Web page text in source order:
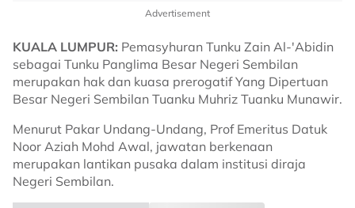
Advertisement
KUALA LUMPUR: Pemasyhuran Tunku Zain Al-'Abidin
sebagai Tunku Panglima Besar Negeri Sembilan
merupakan hak dan kuasa prerogatif Yang Dipertuan
Besar Negeri Sembilan Tuanku Muhriz Tuanku Munawir.
Menurut Pakar Undang-Undang, Prof Emeritus Datuk
Noor Aziah Mohd Awal, jawatan berkenaan
merupakan lantikan pusaka dalam institusi diraja
Negeri Sembilan.